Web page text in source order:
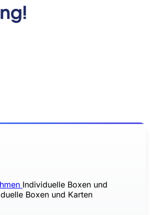
Individuelle Boxen und
Boxen und Karten